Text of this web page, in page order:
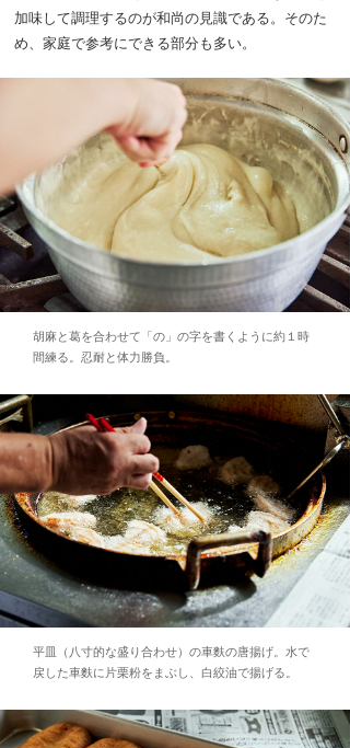
加味して調理するのが和尚の見識である。そのた
め、家庭で参考にできる部分も多い。
胡麻と葛を合わせて「の」の字を書くように約１時
間練る。忍耐と体力勝負。
平皿（八寸的な盛り合わせ）の車麩の唐揚げ。水で
戻した車麩に片栗粉をまぶし、白絞油で揚げる。